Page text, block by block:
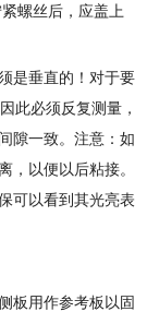
螺丝后，应盖上
是垂直的！对于要
此必须反复测量，
隙一致。注意：如
，以便以后粘接。
可以看到其光亮表
板用作参考板以固